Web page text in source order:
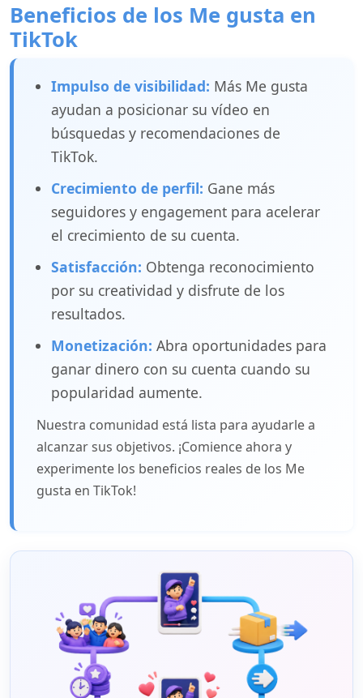
Beneficios de los Me gusta en
TikTok
Impulso de visibilidad: Más Me gusta
ayudan a posicionar su vídeo en
búsquedas y recomendaciones de
TikTok.
Crecimiento de perfil: Gane más
seguidores y engagement para acelerar
el crecimiento de su cuenta.
Satisfacción: Obtenga reconocimiento
por su creatividad y disfrute de los
resultados.
Monetización: Abra oportunidades para
ganar dinero con su cuenta cuando su
popularidad aumente.
Nuestra comunidad está lista para ayudarle a
alcanzar sus objetivos. ¡Comience ahora y
experimente los beneficios reales de los Me
gusta en TikTok!